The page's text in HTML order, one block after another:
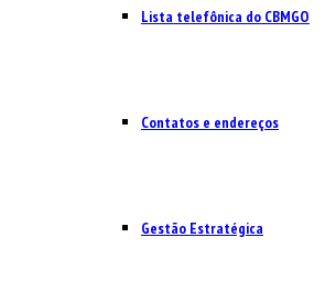
Lista telefônica do CBMGO
Contatos e endereços
Gestão Estratégica